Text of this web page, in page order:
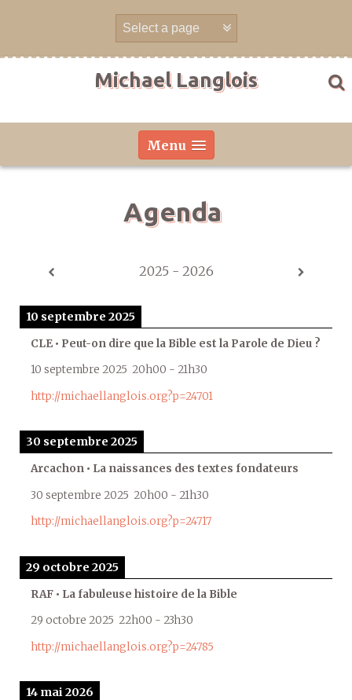
Michael Langlois
Menu
Agenda
2025 - 2026
10 septembre 2025
CLE • Peut-on dire que la Bible est la Parole de Dieu ?
10 septembre 2025 20h00 - 21h30
http://michaellanglois.org?p=24701
30 septembre 2025
Arcachon • La naissances des textes fondateurs
30 septembre 2025 20h00 - 21h30
http://michaellanglois.org?p=24717
29 octobre 2025
RAF • La fabuleuse histoire de la Bible
29 octobre 2025 22h00 - 23h30
http://michaellanglois.org?p=24785
14 mai 2026